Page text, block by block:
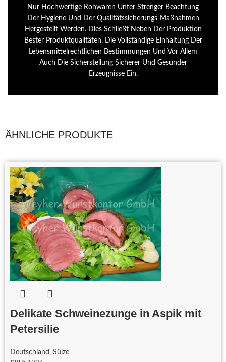
Nur Hochwertige Rohwaren Unter Strenger Beachtung
Der Hygiene Und Der Qualitätssicherungs-Maßnahmen
Hergestellt Werden. Dies Schließt Neben Der Produktion
Bester Produktqualitäten, Die Vollständige Einhaltung Der
Lebensmittelrechtlichen Bestimmungen Und Vor Allem
Auch Die Sicherstellung Sicherer Und Gesunder
Erzeugnisse Ein.
ÄHNLICHE PRODUKTE
Delikate Schweinezunge in Aspik mit
Petersilie
Deutschland , Sülze